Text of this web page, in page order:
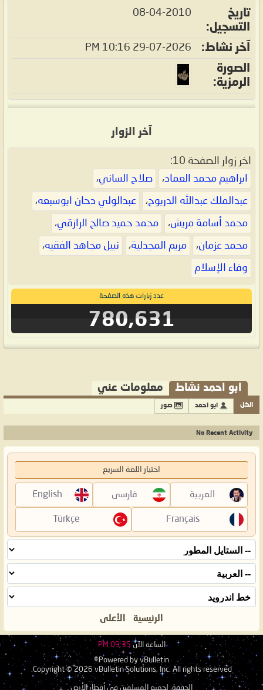
تاريخ
التسجيل
08-04-2010
آخر نشاط 29-07-2026
10:16 PM
الصورة
الرمزية
آخر الزوار
اخر زوار الصفحة 10:
ابراهيم محمد العماد، صلاح الساني،
عبدالملك عبدالله الدربوح، عبدالولي دحان ابوسبعه،
محمد أسامة مريش، محمد حميد صالح الرازقي،
محمد عزمان، مريم المجدلية، نبيل مجاهد الفقيه،
وفاء الإسلام
عدد زيارات هذه الصفحة
780,631
ابو احمد نشاط معلومات عني
الكل ابو احمد صور
No Recent Activity
اختيار اللغة السريع
العربية فارسی English
Français
Türkçe
الرئيسية الأعلى
الساعة الآن 09:35 PM
Powered by vBulletin®
Copyright © 2026 vBulletin Solutions, Inc. All rights reserved.
الحقوق لجميع المسلمين في أقطار الأرض